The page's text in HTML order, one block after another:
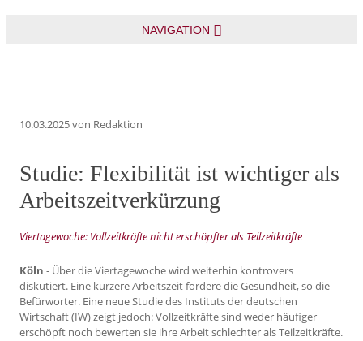
NAVIGATION
10.03.2025von Redaktion
Studie: Flexibilität ist wichtiger als
Arbeitszeitverkürzung
Viertagewoche: Vollzeitkräfte nicht erschöpfter als Teilzeitkräfte
Köln - Über die Viertagewoche wird weiterhin kontrovers
diskutiert. Eine kürzere Arbeitszeit fördere die Gesundheit, so die
Befürworter. Eine neue Studie des Instituts der deutschen
Wirtschaft (IW) zeigt jedoch: Vollzeitkräfte sind weder häufiger
erschöpft noch bewerten sie ihre Arbeit schlechter als Teilzeitkräfte.